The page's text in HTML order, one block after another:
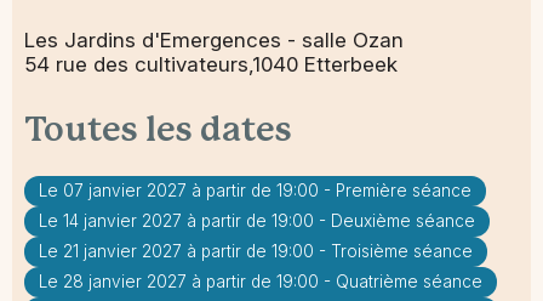
Les Jardins d'Emergences - salle Ozan
54 rue des cultivateurs,1040 Etterbeek
Toutes les dates
Le 07 janvier 2027 à partir de 19:00 - Première séance
Le 14 janvier 2027 à partir de 19:00 - Deuxième séance
Le 21 janvier 2027 à partir de 19:00 - Troisième séance
Le 28 janvier 2027 à partir de 19:00 - Quatrième séance